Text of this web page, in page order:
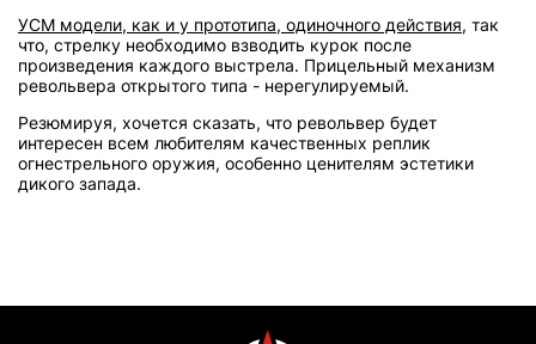
УСМ модели, как и у прототипа, одиночного действия, так
что, стрелку необходимо взводить курок после
произведения каждого выстрела. Прицельный механизм
револьвера открытого типа - нерегулируемый.
Резюмируя, хочется сказать, что револьвер будет
интересен всем любителям качественных реплик
огнестрельного оружия, особенно ценителям эстетики
дикого запада.